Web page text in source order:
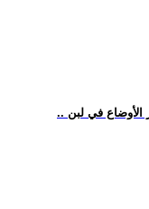
الأوضاع في لبن